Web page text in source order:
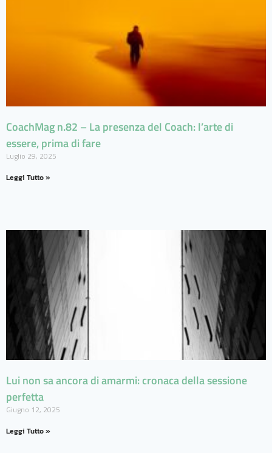
CoachMag n.82 – La presenza del Coach: l’arte di
essere, prima di fare
Luglio 29, 2025
Leggi Tutto »
Lui non sa ancora di amarmi: cronaca della sessione
perfetta
Giugno 12, 2025
Leggi Tutto »